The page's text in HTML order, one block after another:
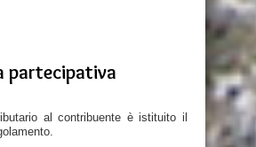
partecipativa
al contribuente è istituito il